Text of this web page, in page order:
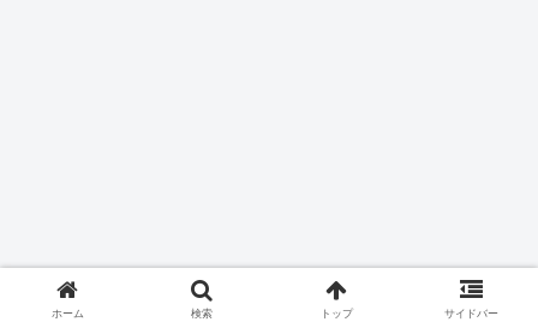
ホーム 検索 トップ サイドバー